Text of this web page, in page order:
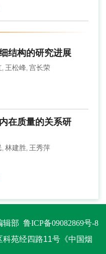
结构的研究进展
, 王松峰, 宫长荣
在质量的关系研
, 林建胜, 王秀萍
辑部 鲁ICP备09082869号-8
科苑经四路11号《中国烟